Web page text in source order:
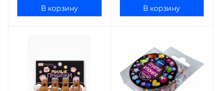
В корзину В корзину